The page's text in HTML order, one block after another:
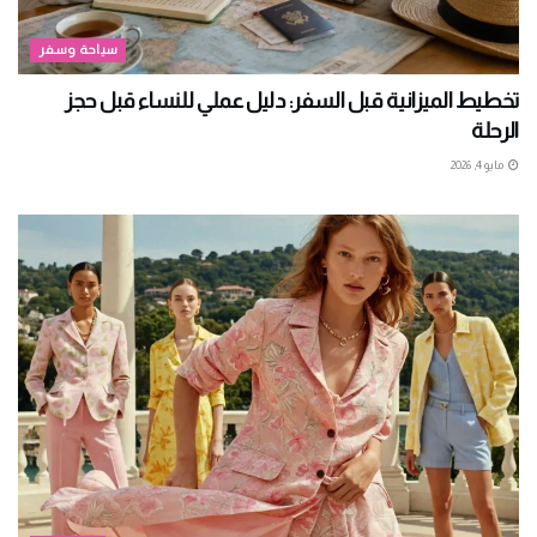
سياحة وسفر
تخطيط الميزانية قبل السفر: دليل عملي للنساء قبل حجز
الرحلة
مايو 4, 2026